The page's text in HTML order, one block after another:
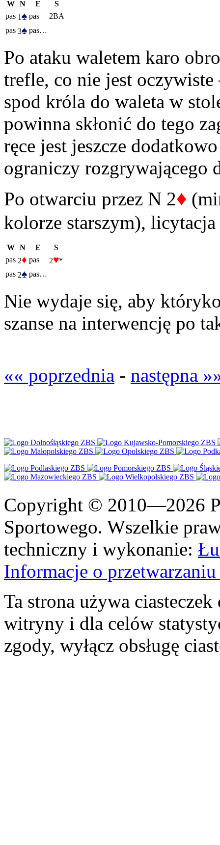
W N E
S
pas 1♠ pas
2BA
pas 3♠ pas…
Po ataku waletem karo
trefle, co nie jest
spod króla do waleta w
powinna skłonić do tego
ręce jest jeszcze
ograniczy rozgrywającego
Po otwarciu przez N 2♦
kolorze starszym),
W N E
S
pas 2♦ pas 2♥*
pas 2♠ pas…
Nie wydaje się, aby
szanse na interwencję po
«« poprzednia - następna
Copyright © 2010—2026
Sportowego. Wszelkie
techniczny i wykonanie:
Informacje o
Ta strona używa
witryny i dla celów
zgody, wyłącz obsługę